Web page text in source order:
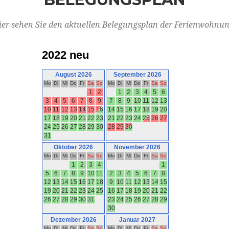
sehen Sie den aktuellen Belegungsplan der